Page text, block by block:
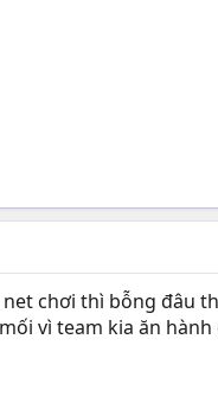
chơi thì bỗng đâu
vì team kia ăn hành